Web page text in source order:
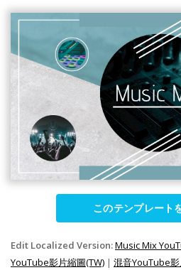
このテンプレート
Edit Localized Version:Music Mix
YouTube影片縮圖(TW) | 混音YouTube影